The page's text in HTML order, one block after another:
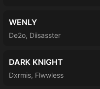
WENLY
De2o, Diisasster
DARK KNIGHT
Dxrmis, Flwwless